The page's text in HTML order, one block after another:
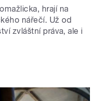
hrají na
nářečí. Už od
zvláštní práva, ale i